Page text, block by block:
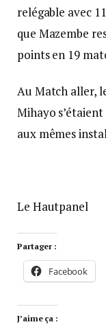
relégable avec
que Mazembe
points en 19
Au Match aller,
Mihayo
aux mêmes
Le Hautpanel
Partager :
Facebook
J’aime ça :